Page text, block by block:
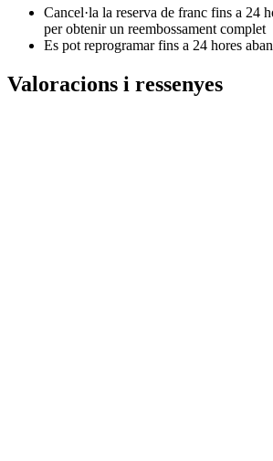
Cancel·la la reserva de franc fins a 24
per obtenir un reembossament complet
Es pot reprogramar fins a 24 hores
Valoracions i ressenyes